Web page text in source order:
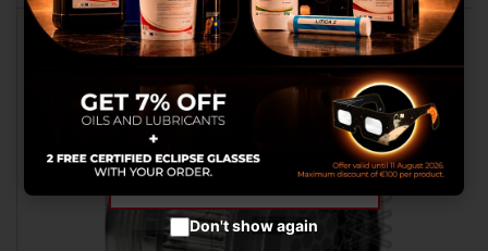
celles-ci avec autres informations
que vous leurs avez fournies ou
qu’ils ont collectées lors de votre
Configurer les cookies
Accepter les cookies
Don't show again